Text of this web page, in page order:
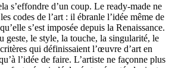
s’effondre d’un coup. Le ready-made ne
codes de l’art : il ébranle l’idée même de
s’est imposée depuis la Renaissance.
geste, le style, la touche, la singularité, le
qui définissaient l’œuvre d’art en
l’idée de faire. L’artiste ne façonne plus